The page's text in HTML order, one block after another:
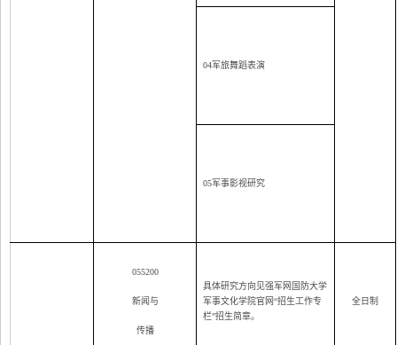
04军旅舞蹈表演
05军事影视研究
055200
新闻与
传播
具体研究方向见强军网国防大学
军事文化学院官网“招生工作专
栏”招生简章。
全日制